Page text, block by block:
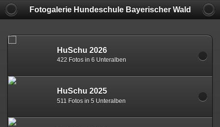
Fotogalerie Hundeschule Bayerischer Wald
HuSchu 2026
422 Fotos in 6 Unteralben
HuSchu 2025
511 Fotos in 5 Unteralben